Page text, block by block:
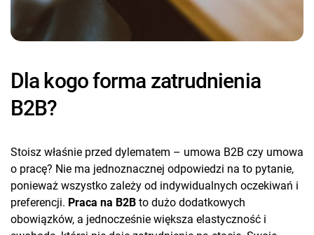
Dla kogo forma zatrudnienia
B2B?
Stoisz właśnie przed dylematem – umowa B2B czy umowa
o pracę? Nie ma jednoznacznej odpowiedzi na to pytanie,
ponieważ wszystko zależy od indywidualnych oczekiwań i
preferencji. Praca na B2B to dużo dodatkowych
obowiązków, a jednocześnie większa elastyczność i